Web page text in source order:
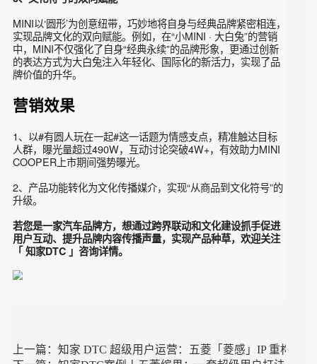
因"融为一体，比如中国邮政的邮筒、卫龙的经典款辣条、茶颜
悦色标志性执扇古风仕女图等等，两者相结合，既突出MINI的
英伦风格与科技感，又展现经典品牌的文化底蕴。
2、跨界合作的深度整合
21家头部品牌统一队形宣发，粉丝覆盖2300万+，覆盖美妆、
科技、快消、食品、运动等多个领域，以联合海报为核心，结
合京东卡、折叠箱等诱人福利的互动抽奖，形成线上联动话题
的广泛传播，实现品牌声量的强势破圈。
MINI以‘圆形’为创意纽带，巧妙地将自身与经典品牌紧密相连，
中，MINI不仅强化了自身“经典永续”的品牌形象，更通过创新
的表达方式为大白兔注入年轻化、国际化的新活力，实现了品
牌价值的升华。
人群，曝光量超过490W，互动讨论突破4W+，有效助力MINI
COOPER上市期间强势曝光。